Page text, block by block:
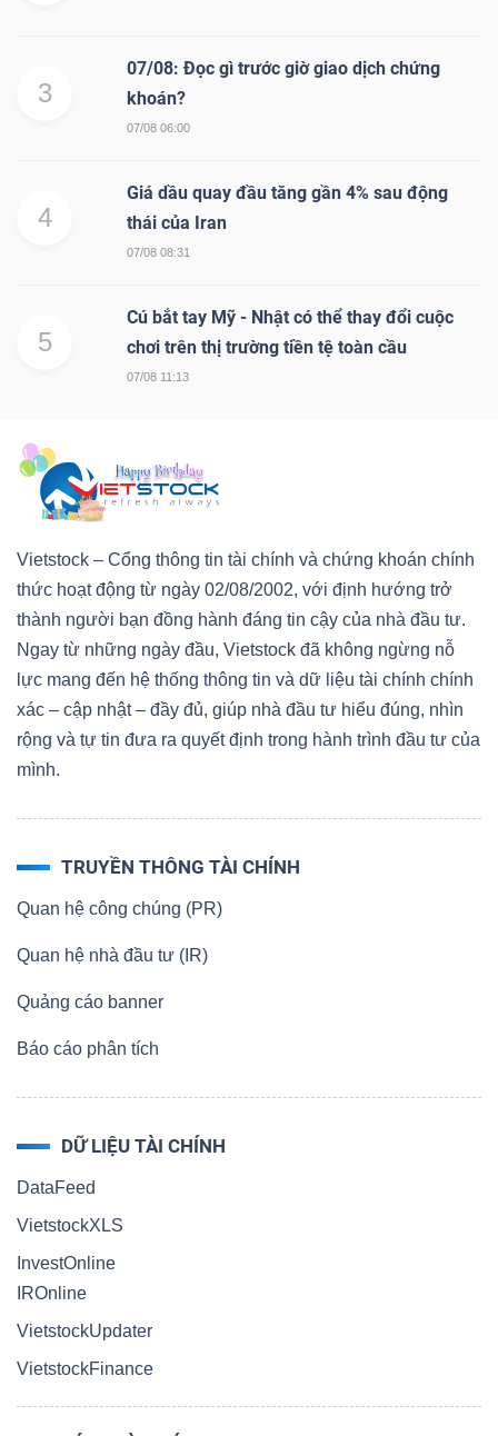
3
07/08: Đọc gì trước giờ giao dịch chứng
khoán?
07/08 06:00
4
Giá dầu quay đầu tăng gần 4% sau động
thái của Iran
07/08 08:31
5
Cú bắt tay Mỹ - Nhật có thể thay đổi cuộc
chơi trên thị trường tiền tệ toàn cầu
07/08 11:13
Vietstock – Cổng thông tin tài chính và chứng khoán chính
thức hoạt động từ ngày 02/08/2002, với định hướng trở
thành người bạn đồng hành đáng tin cậy của nhà đầu tư.
Ngay từ những ngày đầu, Vietstock đã không ngừng nỗ
lực mang đến hệ thống thông tin và dữ liệu tài chính chính
xác – cập nhật – đầy đủ, giúp nhà đầu tư hiểu đúng, nhìn
rộng và tự tin đưa ra quyết định trong hành trình đầu tư của
mình.
TRUYỀN THÔNG TÀI CHÍNH
Quan hệ công chúng (PR)
Quan hệ nhà đầu tư (IR)
Quảng cáo banner
Báo cáo phân tích
DỮ LIỆU TÀI CHÍNH
DataFeed
VietstockXLS
InvestOnline
IROnline
VietstockUpdater
VietstockFinance